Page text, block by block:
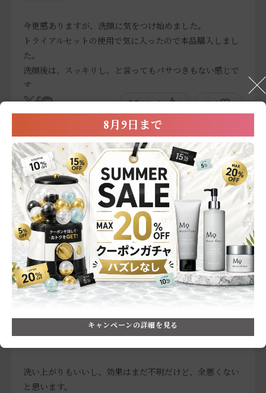
今更感ありますが、洗顔に気をつけ始めました。
トライアルセットの使用で気に入ったので本品購入しまし
た。
洗顔後は、スッキリし、と言ってもパサつきもない感じで
す
参考になった 0 Like! 0
※お客様の嬉しいお声を選び、掲載しています。（一部、編集も含む）
2026.6.4
匂いが良い！
色：130g
商品のリピート意向
:機会があれば購入する
使った満足度:★★★★
何で商品を知りましたか:口コミサイト,SNS（ブランド以外の
Instagram、Xなど）
no name
年齢層: 敏感肌
洗い上がりもいいし、効果はまだ不明だけど、全悪くない
と思います。
8月9日まで
キャンペーンの詳細を見る